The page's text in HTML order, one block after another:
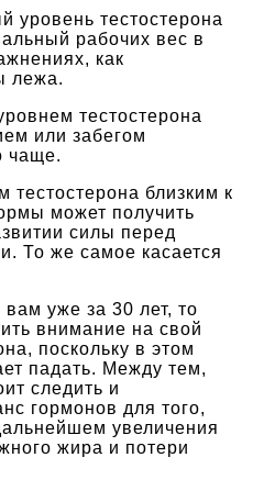
уровень тестостерона
рабочих вес в
как
лежа.
тестостерона
или забегом
чаще.
близким к
может получить
силы перед
То же самое касается
уже за 30 лет, то
внимание на свой
поскольку в этом
падать. Между тем,
следить и
гормонов для того,
увеличения
жира и потери